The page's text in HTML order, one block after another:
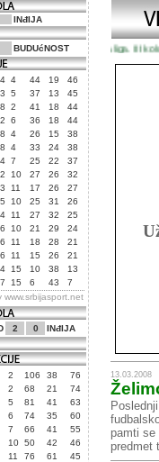
INđIJA
BUDUćNOST
4 4 44 19
46
3 5 37 13
45
8 2 41 18
44
2 6 36 18
44
8 4 26 15
38
8 4 33 24
38
4 7 25 22
37
2 10 27 26
32
3 11 17 26
27
5 10 25 31
26
4 11 27 32
25
6 10 21 29
24
6 11 18 28
21
6 11 15 26
21
4 15 10 38
13
7 15 6 43
7
www.srbijasport.net
2 0 INđIJA
2 106 38
76
2 68 21
74
5 81 41
63
6 74 35
60
7 66 41
55
10 50 42
46
11 76 61
45
Prva liga. III
13.03.2008
pamti se
predmet